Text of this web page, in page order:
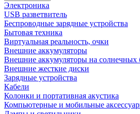
Электроника
USB разветвитель
Беспроводные зарядные устройства
Бытовая техника
Виртуальная реальность, очки
Внешние аккумуляторы
Внешние аккумуляторы на солнечных
Внешние жесткие диски
Зарядные устройства
Кабели
Колонки и портативная акустика
Компьютерные и мобильные